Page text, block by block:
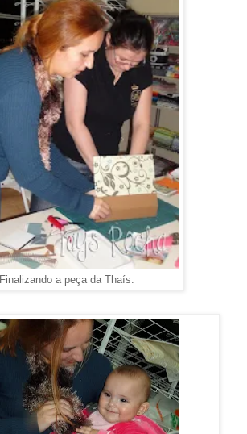
Finalizando a peça da Thaís.